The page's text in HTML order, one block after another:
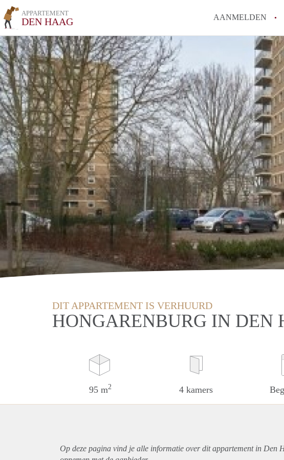
APPARTEMENT
DEN HAAG AANMELDEN
DIT APPARTEMENT IS VERHUURD
HONGARENBURG IN DEN
95 m2 4 kamers
Op deze pagina vind je alle informatie over ditappartementin Den